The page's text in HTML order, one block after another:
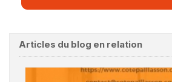
Articles du blog en relation